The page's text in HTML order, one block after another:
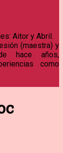
Aitor y Abril.
(maestra) y
hace años,
como